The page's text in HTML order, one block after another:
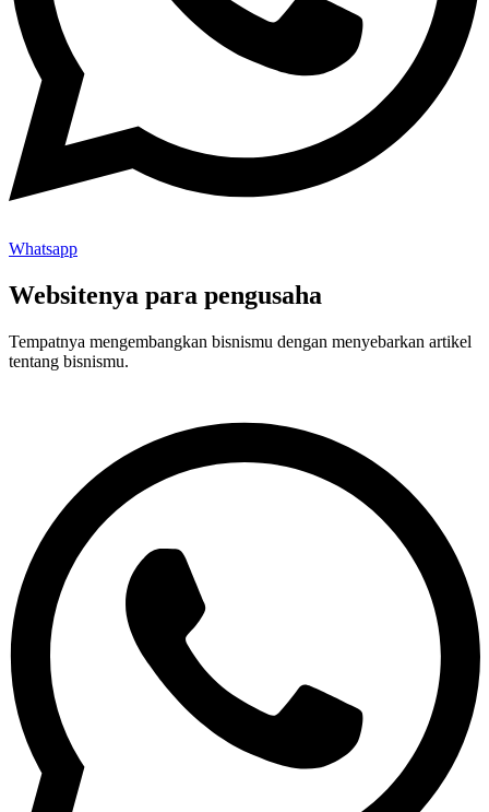
Whatsapp
Websitenya para pengusaha
Tempatnya mengembangkan bisnismu dengan menyebarkan artikel
tentang bisnismu.